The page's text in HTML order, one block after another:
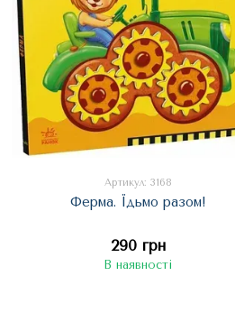
Артикул: 3168
Ферма. Їдьмо разом!
290 грн
В наявності